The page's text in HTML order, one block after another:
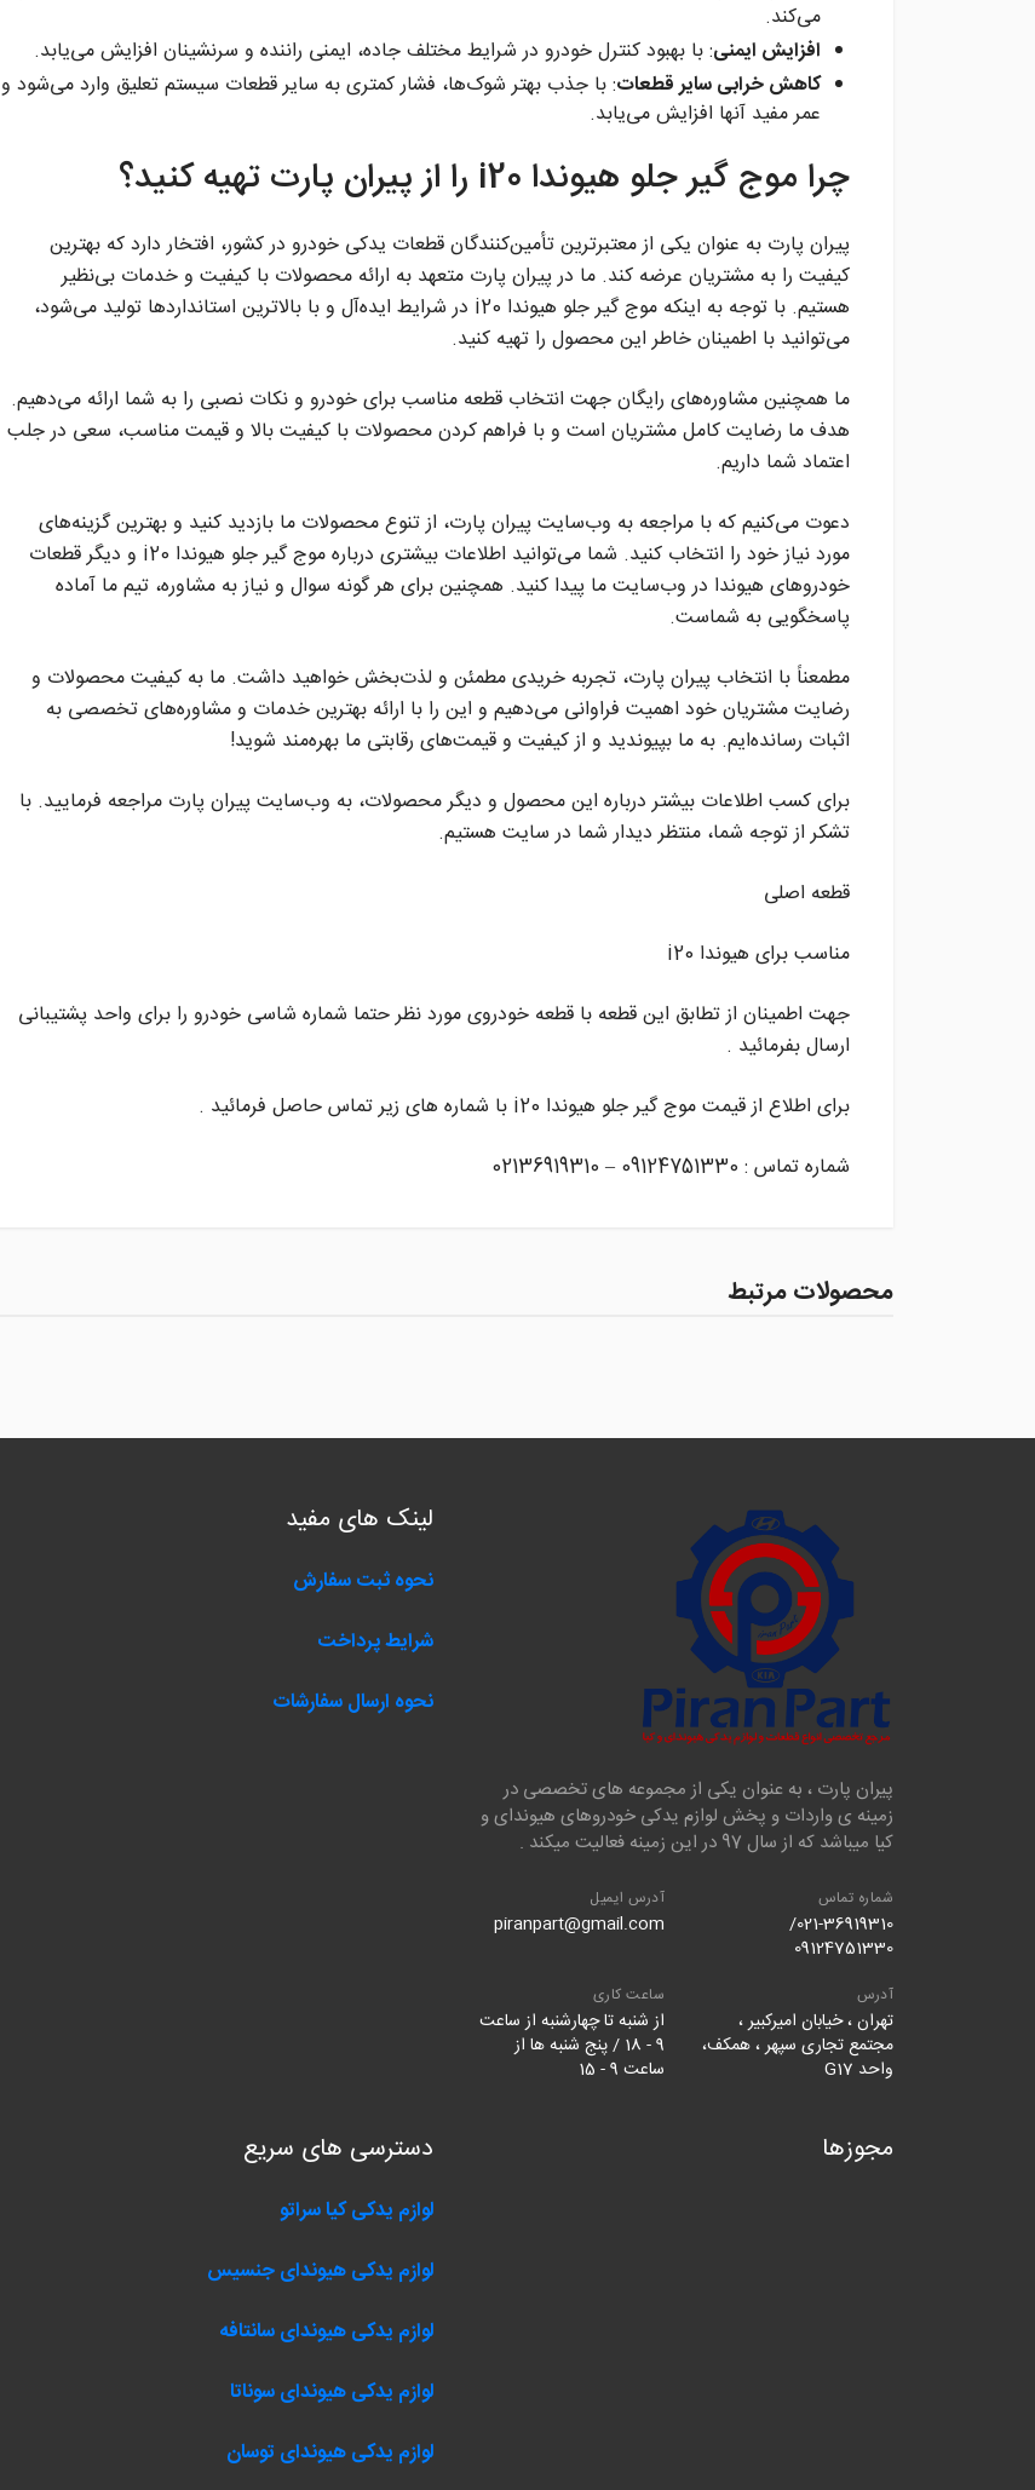
می‌کند.
افزایش ایمنی: با بهبود کنترل خودرو در شرایط مختلف جاده، ایمنی راننده و سرنشینان افزایش می‌یابد.
کاهش خرابی سایر قطعات: با جذب بهتر شوک‌ها، فشار کمتری به سایر قطعات سیستم تعلیق وارد می‌شود و
عمر مفید آنها افزایش می‌یابد.
چرا موج گیر جلو هیوندا i20 را از پیران پارت تهیه کنید؟
پیران پارت به عنوان یکی از معتبرترین تأمین‌کنندگان قطعات یدکی خودرو در کشور، افتخار دارد که بهترین
کیفیت را به مشتریان عرضه کند. ما در پیران پارت متعهد به ارائه محصولات با کیفیت و خدمات بی‌نظیر
هستیم. با توجه به اینکه موج گیر جلو هیوندا i20 در شرایط ایده‌آل و با بالاترین استانداردها تولید می‌شود،
می‌توانید با اطمینان خاطر این محصول را تهیه کنید.
ما همچنین مشاوره‌های رایگان جهت انتخاب قطعه مناسب برای خودرو و نکات نصبی را به شما ارائه می‌دهیم.
هدف ما رضایت کامل مشتریان است و با فراهم کردن محصولات با کیفیت بالا و قیمت مناسب، سعی در جلب
اعتماد شما داریم.
دعوت می‌کنیم که با مراجعه به وب‌سایت پیران پارت، از تنوع محصولات ما بازدید کنید و بهترین گزینه‌های
مورد نیاز خود را انتخاب کنید. شما می‌توانید اطلاعات بیشتری درباره موج گیر جلو هیوندا i20 و دیگر قطعات
خودروهای هیوندا در وب‌سایت ما پیدا کنید. همچنین برای هر گونه سوال و نیاز به مشاوره، تیم ما آماده
پاسخگویی به شماست.
مطمعناً با انتخاب پیران پارت، تجربه خریدی مطمئن و لذت‌بخش خواهید داشت. ما به کیفیت محصولات و
رضایت مشتریان خود اهمیت فراوانی می‌دهیم و این را با ارائه بهترین خدمات و مشاوره‌های تخصصی به
اثبات رسانده‌ایم. به ما بپیوندید و از کیفیت و قیمت‌های رقابتی ما بهره‌مند شوید!
برای کسب اطلاعات بیشتر درباره این محصول و دیگر محصولات، به وب‌سایت پیران پارت مراجعه فرمایید. با
تشکر از توجه شما، منتظر دیدار شما در سایت هستیم.
قطعه اصلی
مناسب برای هیوندا i20
جهت اطمینان از تطابق این قطعه با قطعه خودروی مورد نظر حتما شماره شاسی خودرو را برای واحد پشتیبانی
ارسال بفرمائید .
برای اطلاع از قیمت موج گیر جلو هیوندا i20 با شماره های زیر تماس حاصل فرمائید .
شماره تماس : 09124751330 – 02136919310
محصولات مرتبط
پیران پارت ، به عنوان یکی از مجموعه های تخصصی در
زمینه ی واردات و پخش لوازم یدکی خودروهای هیوندای و
کیا میباشد که از سال 97 در این زمینه فعالیت میکند .
شماره تماس
021-36919310/
09124751330
آدرس ایمیل
piranpart@gmail.com
آدرس
تهران ، خیابان امیرکبیر ،
مجتمع تجاری سپهر ، همکف،
واحد G17
ساعت کاری
از شنبه تا چهارشنبه از ساعت
9 - 18 / پنج شنبه ها از
ساعت 9 - 15
لینک های مفید
نحوه ثبت سفارش
شرایط پرداخت
نحوه ارسال سفارشات
مجوزها دسترسی های سریع
لوازم یدکی کیا سراتو
لوازم یدکی هیوندای جنسیس
لوازم یدکی هیوندای سانتافه
لوازم یدکی هیوندای سوناتا
لوازم یدکی هیوندای توسان